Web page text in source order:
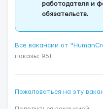
работодателя и
обязательств.
Все вакансии от
показы: 951
Пожаловаться на эту